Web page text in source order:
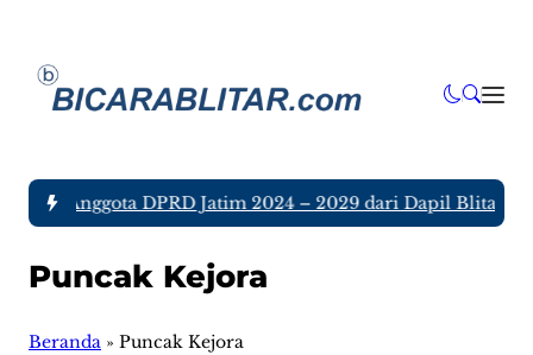
tujuh Anggota DPRD Jatim 2024 – 2029 dari Dapil Blitar
Puncak Kejora
Beranda » Puncak Kejora